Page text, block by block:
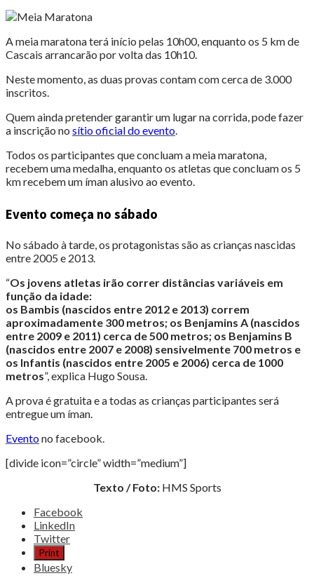
A meia maratona terá início pelas 10h00, enquanto os 5 km de
Cascais arrancarão por volta das 10h10.
Neste momento, as duas provas contam com cerca de 3.000
inscritos.
Quem ainda pretender garantir um lugar na corrida, pode fazer
a inscrição no sítio oficial do evento.
Todos os participantes que concluam a meia maratona,
recebem uma medalha, enquanto os atletas que concluam os 5
km recebem um íman alusivo ao evento.
Evento começa no sábado
No sábado à tarde, os protagonistas são as crianças nascidas
entre 2005 e 2013.
“Os jovens atletas irão correr distâncias variáveis em
função da idade:
os Bambis (nascidos entre 2012 e 2013) correm
aproximadamente 300 metros; os Benjamins A (nascidos
entre 2009 e 2011) cerca de 500 metros; os Benjamins B
(nascidos entre 2007 e 2008) sensivelmente 700 metros e
os Infantis (nascidos entre 2005 e 2006) cerca de 1000
metros”, explica Hugo Sousa.
A prova é gratuita e a todas as crianças participantes será
entregue um íman.
Eventono facebook.
[divide icon=”circle” width=”medium”]
Texto / Foto:HMS Sports
Share
post
"Meia
Maratona
Facebook
LinkedIn
Twitter
Print
Bluesky